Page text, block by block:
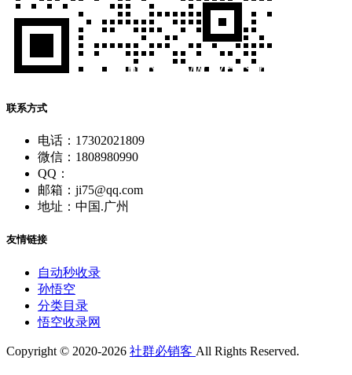
联系方式
电话：17302021809
微信：1808980990
QQ：
邮箱：ji75@qq.com
地址：中国.广州
友情链接
自动秒收录
孙悟空
分类目录
悟空收录网
Copyright © 2020-2026 社群必销客 All Rights Reserved.